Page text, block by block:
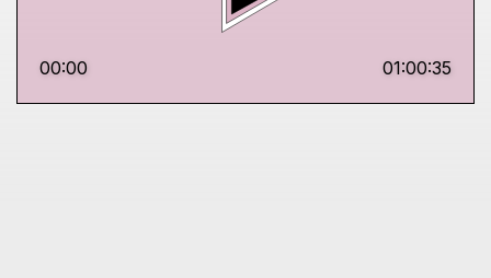
00:00 01:00:35